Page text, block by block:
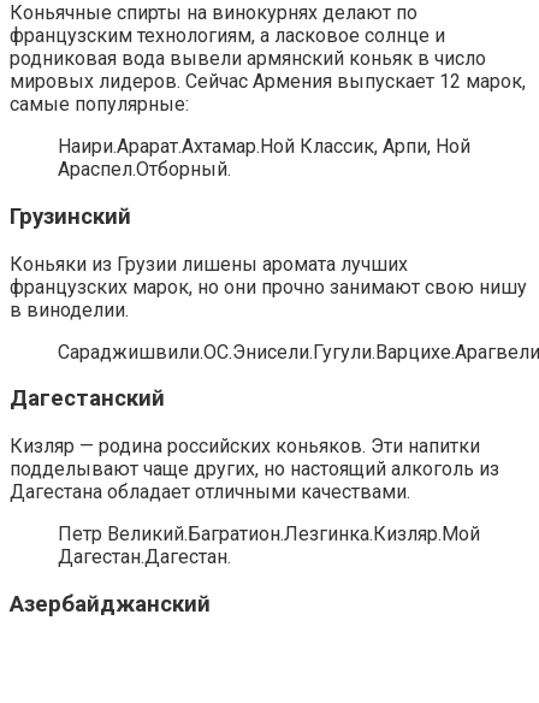
Коньячные спирты на винокурнях делают по
французским технологиям, а ласковое солнце и
родниковая вода вывели армянский коньяк в число
мировых лидеров. Сейчас Армения выпускает 12 марок,
самые популярные:
Наири.Арарат.Ахтамар.Ной Классик, Арпи, Ной
Араспел.Отборный.
Грузинский
Коньяки из Грузии лишены аромата лучших
французских марок, но они прочно занимают свою нишу
в виноделии.
Дагестанский
Кизляр — родина российских коньяков. Эти напитки
подделывают чаще других, но настоящий алкоголь из
Дагестана обладает отличными качествами.
Петр Великий.Багратион.Лезгинка.Кизляр.Мой
Дагестан.Дагестан.
Азербайджанский